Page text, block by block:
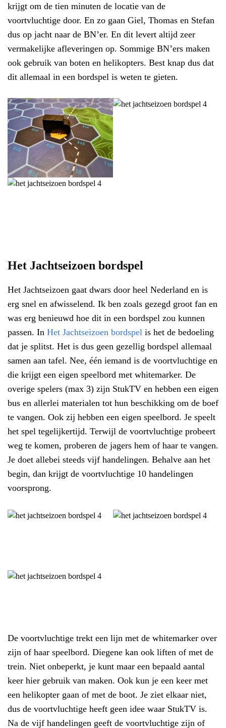
krijgt om de tien minuten de locatie van de
voortvluchtige door. En zo gaan Giel, Thomas en Stefan
dus op jacht naar de BN’er. En dit levert altijd zeer
vermakelijke afleveringen op. Sommige BN’ers maken
ook gebruik van boten en helikopters. Best knap dus dat
dit allemaal in een bordspel is weten te gieten.
Het Jachtseizoen bordspel
Het Jachtseizoen gaat dwars door heel Nederland en is
erg snel en afwisselend. Ik ben zoals gezegd groot fan en
was erg benieuwd hoe dit in een bordspel zou kunnen
passen. In Het Jachtseizoen bordspel is het de bedoeling
dat je splitst. Het is dus geen gezellig bordspel allemaal
samen aan tafel. Nee, één iemand is de voortvluchtige en
die krijgt een eigen speelbord met whitemarker. De
overige spelers (max 3) zijn StukTV en hebben een eigen
bus en allerlei materialen tot hun beschikking om de boef
te vangen. Ook zij hebben een eigen speelbord. Je speelt
het spel tegelijkertijd. Terwijl de voortvluchtige probeert
weg te komen, proberen de jagers hem of haar te vangen.
Je doet allebei steeds vijf handelingen. Behalve aan het
begin, dan krijgt de voortvluchtige 10 handelingen
voorsprong.
De voortvluchtige trekt een lijn met de whitemarker over
zijn of haar speelbord. Diegene kan ook liften of met de
trein. Niet onbeperkt, je kunt maar een bepaald aantal
keer hier gebruik van maken. Ook kun je een keer met
een helikopter gaan of met de boot. Je ziet elkaar niet,
dus de voortvluchtige heeft geen idee waar StukTV is.
Na de vijf handelingen geeft de voortvluchtige zijn of